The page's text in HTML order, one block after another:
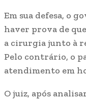
Em sua defesa, o
haver prova de
a cirurgia junto à
Pelo contrário, o
atendimento em
O juiz, após